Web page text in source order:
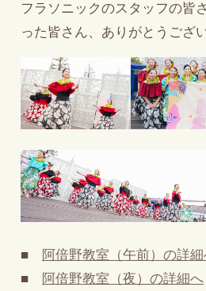
フラソニックのスタッフの皆
った皆さん、ありがとうござ
■ 阿倍野教室（午前）の詳
■ 阿倍野教室（夜）の詳細へ